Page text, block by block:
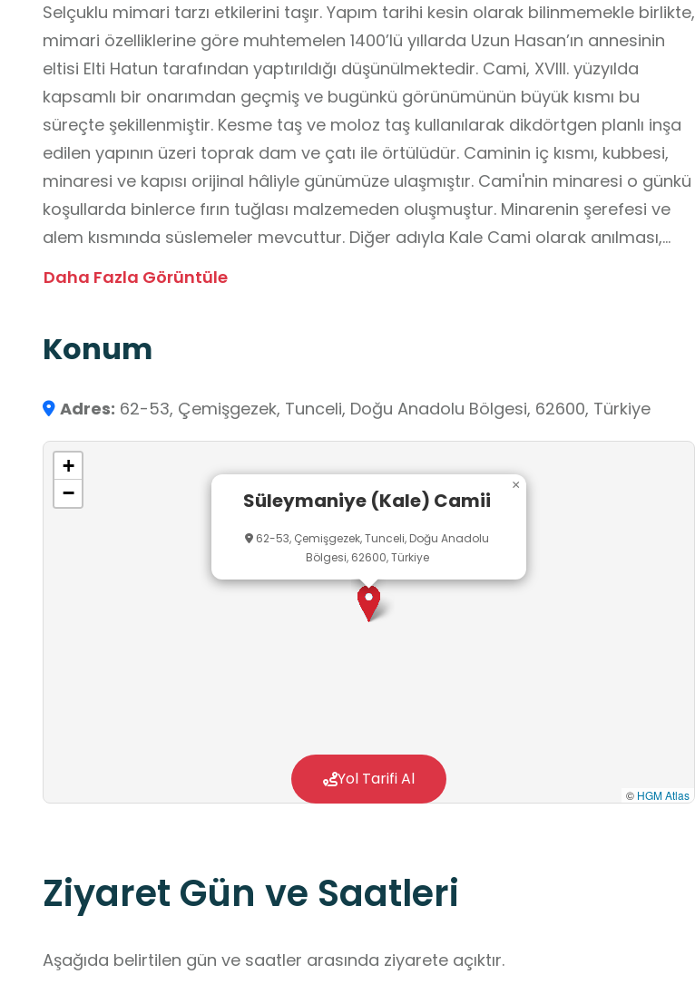
Selçuklu mimari tarzı etkilerini taşır. Yapım tarihi kesin olarak bilinmemekle birlikte,
mimari özelliklerine göre muhtemelen 1400’lü yıllarda Uzun Hasan’ın annesinin
eltisi Elti Hatun tarafından yaptırıldığı düşünülmektedir. Cami, XVIII. yüzyılda
kapsamlı bir onarımdan geçmiş ve bugünkü görünümünün büyük kısmı bu
süreçte şekillenmiştir. Kesme taş ve moloz taş kullanılarak dikdörtgen planlı inşa
edilen yapının üzeri toprak dam ve çatı ile örtülüdür. Caminin iç kısmı, kubbesi,
minaresi ve kapısı orijinal hâliyle günümüze ulaşmıştır. Cami'nin minaresi o günkü
koşullarda binlerce fırın tuğlası malzemeden oluşmuştur. Minarenin şerefesi ve
alem kısmında süslemeler mevcuttur. Diğer adıyla Kale Cami olarak anılması,
sunar. Öğrenciler, yaşadıkları coğrafyadaki tarihî eserlerin ulusal tarihle
yapıları koruma bilinci geliştirme ve kültürel değerlere saygı duyma becerilerini
kültürel sürekliliğin simgeleri olduğu yönünde farkındalık kazandırır.
Daha Fazla Görüntüle
Konum
Adres: 62-53, Çemişgezek, Tunceli, Doğu Anadolu Bölgesi, 62600, Türkiye
Süleymaniye (Kale) Camii
62-53, Çemişgezek, Tunceli, Doğu Anadolu
Bölgesi, 62600, Türkiye
×
+
−
© HGM Atlas
Yol Tarifi Al
Ziyaret Gün ve Saatleri
Aşağıda belirtilen gün ve saatler arasında ziyarete açıktır.